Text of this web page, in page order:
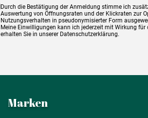
Durch die Bestätigung der Anmeldung stimme ich
Auswertung von Öffnungsraten und der Klickraten zur
Nutzungsverhalten in pseudonymisierter Form
Meine Einwilligungen kann ich jederzeit mit Wirkung für
erhalten Sie in unserer Datenschutzerklärung.
Marken